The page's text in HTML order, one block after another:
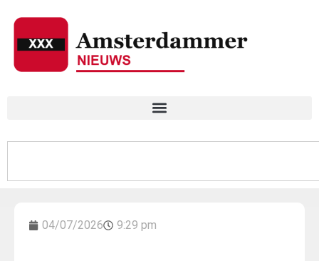
04/07/2026 9:29 pm